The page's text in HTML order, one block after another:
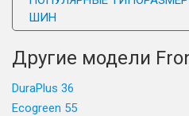
ШИН
Другие модели
DuraPlus 36
Ecogreen 55